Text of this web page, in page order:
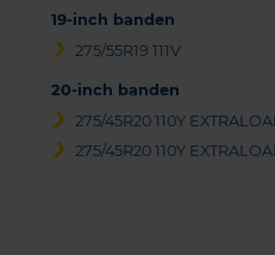
19-inch banden
275/55R19 111V
20-inch banden
275/45R20 110Y
275/45R20 110Y